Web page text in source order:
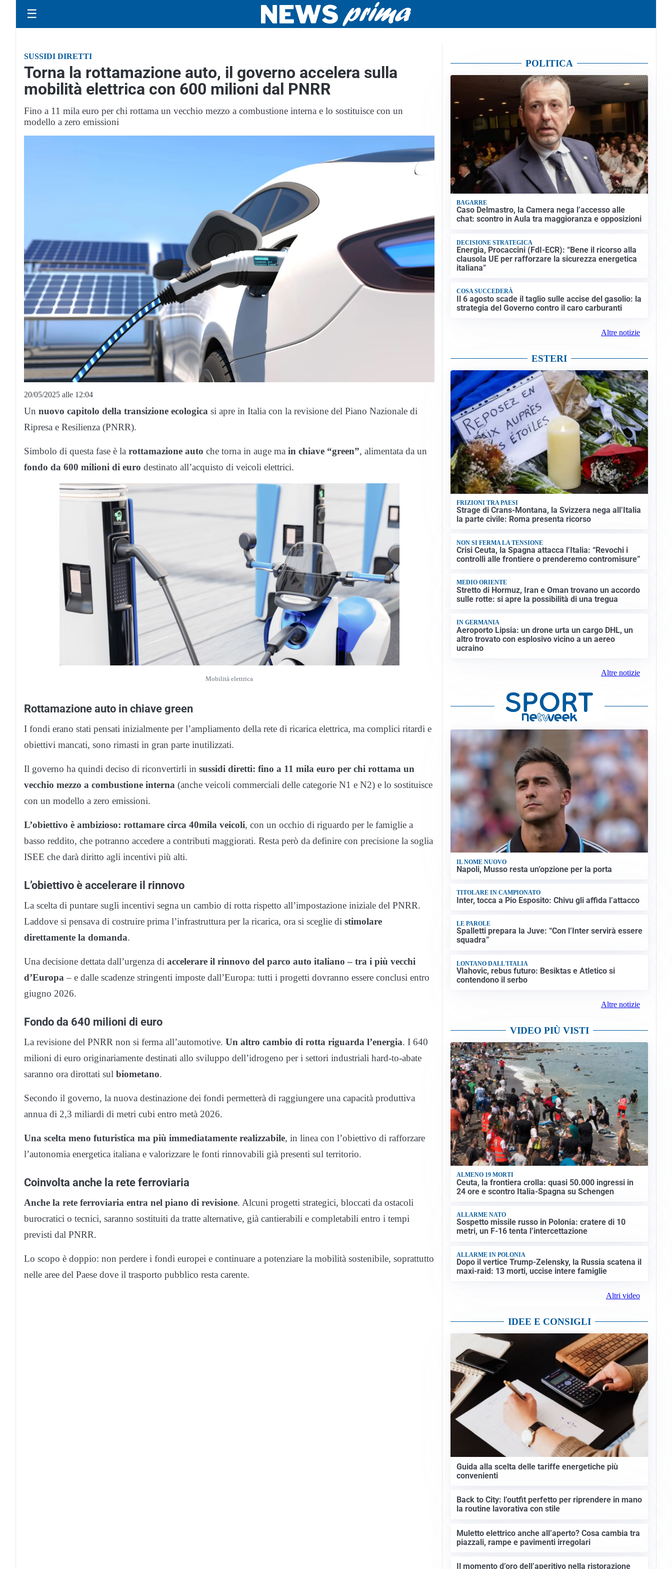
☰
SUSSIDI DIRETTI
Torna la rottamazione auto, il governo accelera sulla
mobilità elettrica con 600 milioni dal PNRR
Fino a 11 mila euro per chi rottama un vecchio mezzo a combustione interna e lo sostituisce con un
modello a zero emissioni
20/05/2025 alle 12:04
Un nuovo capitolo della transizione ecologica si apre in Italia con la revisione del Piano Nazionale di
Ripresa e Resilienza (PNRR).
Simbolo di questa fase è la rottamazione auto che torna in auge ma in chiave “green”, alimentata da un
fondo da 600 milioni di euro destinato all’acquisto di veicoli elettrici.
Mobilità elettrica
Rottamazione auto in chiave green
I fondi erano stati pensati inizialmente per l’ampliamento della rete di ricarica elettrica, ma complici ritardi e
obiettivi mancati, sono rimasti in gran parte inutilizzati.
Il governo ha quindi deciso di riconvertirli in sussidi diretti: fino a 11 mila euro per chi rottama un
vecchio mezzo a combustione interna (anche veicoli commerciali delle categorie N1 e N2) e lo sostituisce
con un modello a zero emissioni.
L’obiettivo è ambizioso: rottamare circa 40mila veicoli, con un occhio di riguardo per le famiglie a
basso reddito, che potranno accedere a contributi maggiorati. Resta però da definire con precisione la soglia
ISEE che darà diritto agli incentivi più alti.
L’obiettivo è accelerare il rinnovo
La scelta di puntare sugli incentivi segna un cambio di rotta rispetto all’impostazione iniziale del PNRR.
Laddove si pensava di costruire prima l’infrastruttura per la ricarica, ora si sceglie di stimolare
direttamente la domanda.
Una decisione dettata dall’urgenza di accelerare il rinnovo del parco auto italiano – tra i più vecchi
d’Europa – e dalle scadenze stringenti imposte dall’Europa: tutti i progetti dovranno essere conclusi entro
giugno 2026.
Fondo da 640 milioni di euro
La revisione del PNRR non si ferma all’automotive. Un altro cambio di rotta riguarda l’energia. I 640
milioni di euro originariamente destinati allo sviluppo dell’idrogeno per i settori industriali hard-to-abate
saranno ora dirottati sul biometano.
Secondo il governo, la nuova destinazione dei fondi permetterà di raggiungere una capacità produttiva
annua di 2,3 miliardi di metri cubi entro metà 2026.
Una scelta meno futuristica ma più immediatamente realizzabile, in linea con l’obiettivo di rafforzare
l’autonomia energetica italiana e valorizzare le fonti rinnovabili già presenti sul territorio.
Coinvolta anche la rete ferroviaria
Anche la rete ferroviaria entra nel piano di revisione. Alcuni progetti strategici, bloccati da ostacoli
burocratici o tecnici, saranno sostituiti da tratte alternative, già cantierabili e completabili entro i tempi
previsti dal PNRR.
Lo scopo è doppio: non perdere i fondi europei e continuare a potenziare la mobilità sostenibile, soprattutto
nelle aree del Paese dove il trasporto pubblico resta carente.
POLITICA
BAGARRE
Caso Delmastro, la Camera nega l’accesso alle
chat: scontro in Aula tra maggioranza e opposizioni
DECISIONE STRATEGICA
Energia, Procaccini (FdI-ECR): “Bene il ricorso alla
clausola UE per rafforzare la sicurezza energetica
italiana”
COSA SUCCEDERÀ
Il 6 agosto scade il taglio sulle accise del gasolio: la
strategia del Governo contro il caro carburanti
Altre notizie
ESTERI
FRIZIONI TRA PAESI
Strage di Crans-Montana, la Svizzera nega all’Italia
la parte civile: Roma presenta ricorso
NON SI FERMA LA TENSIONE
Crisi Ceuta, la Spagna attacca l’Italia: “Revochi i
controlli alle frontiere o prenderemo contromisure”
MEDIO ORIENTE
Stretto di Hormuz, Iran e Oman trovano un accordo
sulle rotte: si apre la possibilità di una tregua
IN GERMANIA
Aeroporto Lipsia: un drone urta un cargo DHL, un
altro trovato con esplosivo vicino a un aereo
ucraino
Altre notizie
IL NOME NUOVO
Napoli, Musso resta un’opzione per la porta
TITOLARE IN CAMPIONATO
Inter, tocca a Pio Esposito: Chivu gli affida l’attacco
LE PAROLE
Spalletti prepara la Juve: “Con l’Inter servirà essere
squadra”
LONTANO DALL'ITALIA
Vlahovic, rebus futuro: Besiktas e Atletico si
contendono il serbo
Altre notizie
VIDEO PIÙ VISTI
ALMENO 19 MORTI
Ceuta, la frontiera crolla: quasi 50.000 ingressi in
24 ore e scontro Italia-Spagna su Schengen
ALLARME NATO
Sospetto missile russo in Polonia: cratere di 10
metri, un F-16 tenta l’intercettazione
ALLARME IN POLONIA
Dopo il vertice Trump-Zelensky, la Russia scatena il
maxi-raid: 13 morti, uccise intere famiglie
Altri video
IDEE E CONSIGLI
Guida alla scelta delle tariffe energetiche più
convenienti
Back to City: l’outfit perfetto per riprendere in mano
la routine lavorativa con stile
Muletto elettrico anche all’aperto? Cosa cambia tra
piazzali, rampe e pavimenti irregolari
Il momento d’oro dell’aperitivo nella ristorazione